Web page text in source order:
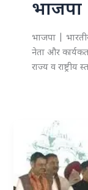
भाजपा
भाजपा |
नेता और
राज्य व